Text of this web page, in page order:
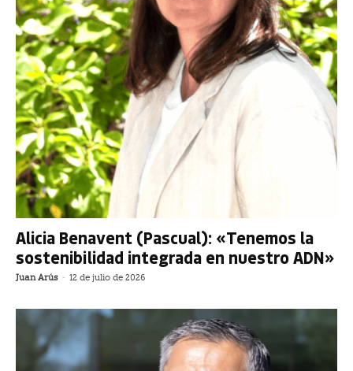
Alicia Benavent (Pascual): «Tenemos la
sostenibilidad integrada en nuestro ADN»
Juan Arús - 12 de julio de 2026